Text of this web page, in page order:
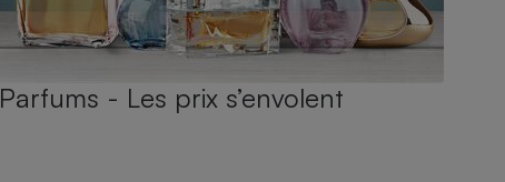
Parfums - Les prix s’envolent